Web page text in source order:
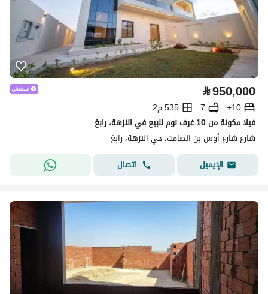
⃁950,000
10+
7
535 م2
فيلا مكونة من 10 غرف نوم للبيع في النزهة، رابغ
شارع شارع أوس بن الصامت، حي النزهة، رابغ
الإيميل
اتصال